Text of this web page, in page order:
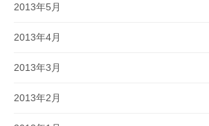
2013年5月
2013年4月
2013年3月
2013年2月